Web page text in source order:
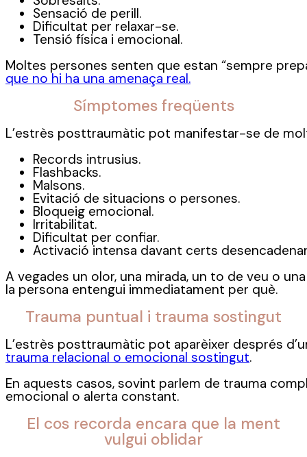
Sensació de perill.
Dificultat per relaxar-se.
Tensió física i emocional.
Moltes persones senten que estan “sempre
que no hi ha una amenaça real.
Símptomes freqüents
L’estrès posttraumàtic pot manifestar-se de
Records intrusius.
Flashbacks.
Malsons.
Evitació de situacions o persones.
Bloqueig emocional.
Irritabilitat.
Dificultat per confiar.
Activació intensa davant certs
A vegades un olor, una mirada, un to de veu o
la persona entengui immediatament per què.
Trauma puntual i trauma sostingut
L’estrès posttraumàtic pot aparèixer després
trauma relacional o emocional sostingut.
En aquests casos, sovint parlem de trauma
emocional o alerta constant.
El cos recorda encara que la ment
vulgui oblidar